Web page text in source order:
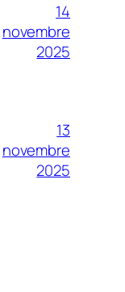
14
novembre
2025
13
novembre
2025